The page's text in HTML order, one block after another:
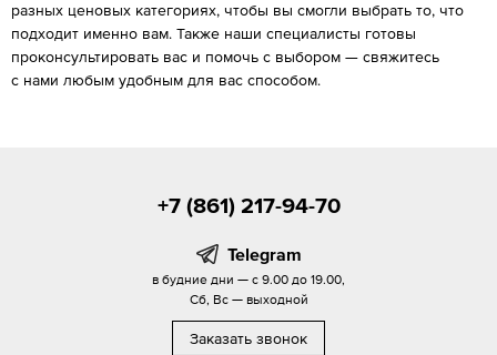
разных ценовых категориях, чтобы вы смогли выбрать то, что
подходит именно вам. Также наши специалисты готовы
проконсультировать вас и помочь с выбором — свяжитесь
с нами любым удобным для вас способом.
+7 (861) 217-94-70
Telegram
в будние дни — с 9.00 до 19.00,
Сб, Вс — выходной
Заказать звонок